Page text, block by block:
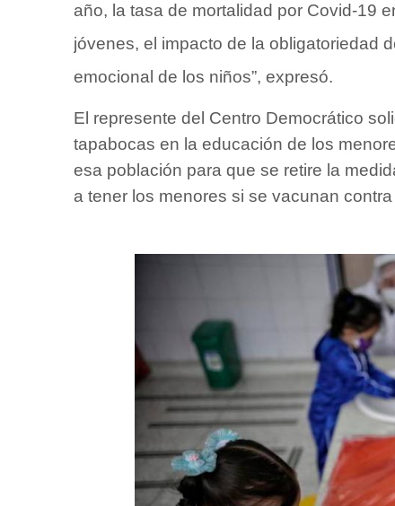
año, la tasa de mortalidad por Covid-19
jóvenes, el impacto de la obligatoriedad
emocional de los niños”, expresó.
El represente del Centro Democrático
tapabocas en la educación de los
esa población para que se retire la
a tener los menores si se vacunan contra